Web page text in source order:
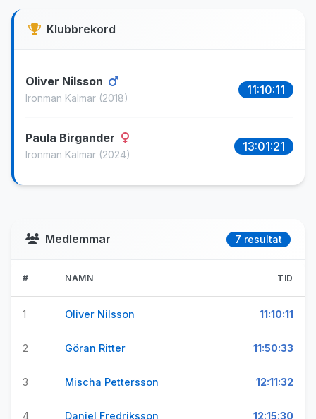
Klubbrekord
Oliver Nilsson
Ironman Kalmar (2018)
11:10:11
Paula Birgander
Ironman Kalmar (2024)
13:01:21
Medlemmar 7 resultat
# NAMN TID
1 Oliver Nilsson 11:10:11
2 Göran Ritter 11:50:33
3 Mischa Pettersson 12:11:32
4 Daniel Fredriksson 12:15:30